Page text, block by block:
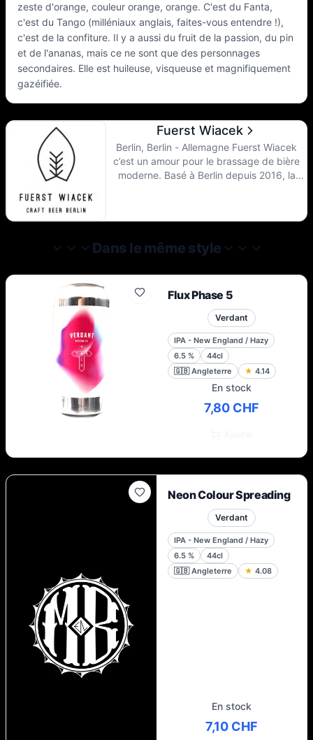
zeste d'orange, couleur orange, orange. C'est du Fanta,
c'est du Tango (milléniaux anglais, faites-vous entendre !),
c'est de la confiture. Il y a aussi du fruit de la passion, du pin
et de l'ananas, mais ce ne sont que des personnages
secondaires. Elle est huileuse, visqueuse et magnifiquement
gazéifiée.
Fuerst Wiacek
Berlin, Berlin - Allemagne Fuerst Wiacek
c’est un amour pour le brassage de bière
moderne. Basé à Berlin depuis 2016, la
d’obtenir une bière savoureuse et profonde.
C’est la passion qui mène Georg et Lukasz
à créer la meilleure bière possible.
Dans le même style
Flux Phase 5
Verdant
IPA - New England / Hazy
6.5 %
44cl
🇬🇧 Angleterre ★ 4.14
En stock
7,80 CHF
Neon Colour Spreading
Verdant
IPA - New England / Hazy
6.5 %
44cl
🇬🇧 Angleterre ★ 4.08
En stock
7,10 CHF